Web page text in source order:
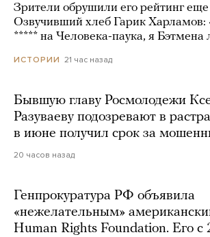
Зрители обрушили его рейтинг
Озвучивший хлеб Гарик Харламов:
***** на Человека-паука, я
ИСТОРИИ 21 час назад
Бывшую главу Росмолодежи
Разуваеву подозревают в
в июне получил срок за
20 часов назад
Генпрокуратура РФ объявила
«нежелательным»
Human Rights Foundation. Его с